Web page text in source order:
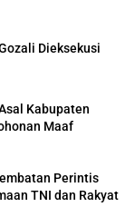
Dieksekusi
Kabupaten
Maaf
Perintis
TNI dan Rakyat